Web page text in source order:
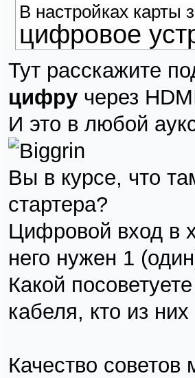
В настройках карты
цифровое
Тут расскажите
цифру через
И это в любой
Вы в курсе, что
стартера?
Цифровой вход в
него нужен 1
Какой
кабеля, кто из
Качество